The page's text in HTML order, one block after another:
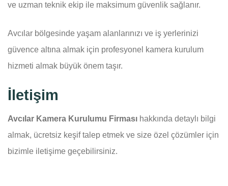
ve uzman teknik ekip ile maksimum güvenlik sağlanır.
Avcılar bölgesinde yaşam alanlarınızı ve iş yerlerinizi
güvence altına almak için profesyonel kamera kurulum
hizmeti almak büyük önem taşır.
İletişim
Avcılar Kamera Kurulumu Firması hakkında detaylı bilgi
almak, ücretsiz keşif talep etmek ve size özel çözümler için
bizimle iletişime geçebilirsiniz.